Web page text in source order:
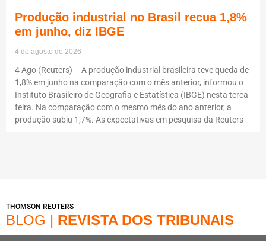
Produção industrial no Brasil recua 1,8%
em junho, diz IBGE
4 de agosto de 2026
4 Ago (Reuters) – A produção industrial brasileira teve queda de
1,8% em junho na comparação com o mês anterior, informou o
Instituto Brasileiro de Geografia e Estatística (IBGE) nesta terça-
feira. Na comparação com o mesmo mês do ano anterior, a
produção subiu 1,7%. As expectativas em pesquisa da Reuters
THOMSON REUTERS
BLOG | REVISTA DOS TRIBUNAIS